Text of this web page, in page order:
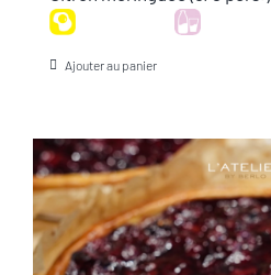
Ajouter au panier